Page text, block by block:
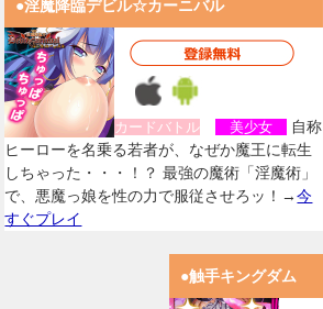
●淫魔降臨デビル☆カーニバル
カードバトル 美少女
自称
ヒーローを名乗る若者が、なぜか魔王に転生
しちゃった・・・！？ 最強の魔術「淫魔術」
で、悪魔っ娘を性の力で服従させろッ！→今
すぐプレイ
●触手キングダム